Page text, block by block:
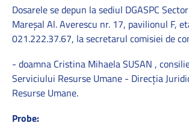
Dosarele se depun la sediul DGASPC
Mareşal Al. Averescu nr. 17, pavilionul F,
021.222.37.67, la secretarul comisiei de
- doamna Cristina Mihaela SUSAN ,
Serviciului Resurse Umane - Direcția
Resurse Umane.
Probe: